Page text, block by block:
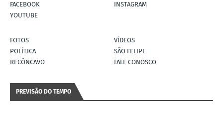
FACEBOOK
INSTAGRAM
YOUTUBE
FOTOS
VÍDEOS
POLÍTICA
SÃO FELIPE
RECÔNCAVO
FALE CONOSCO
PREVISÃO DO TEMPO